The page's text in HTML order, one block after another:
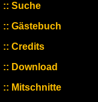
Suche
Gästebuch
Credits
Download
Mitschnitte